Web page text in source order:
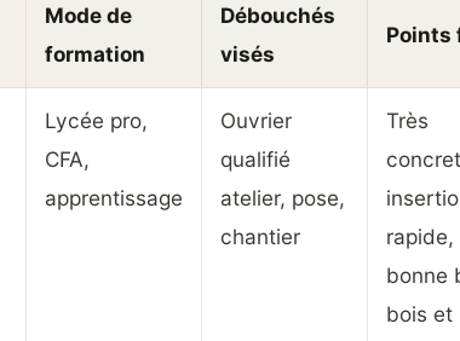
Mode de
formation
Débouchés
visés
Points
Lycée pro,
CFA,
apprentissage
Ouvrier
qualifié
atelier, pose,
chantier
Très
rapide,
bonne
bois et